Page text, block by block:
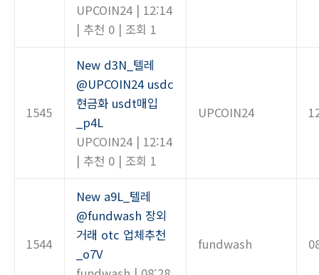
UPCOIN24 | 12:14
| 추천 0 | 조회 1
1545
New d3N_텔레
@UPCOIN24 usdc
현금화 usdt매입
_p4L
UPCOIN24 | 12:14
| 추천 0 | 조회 1
UPCOIN24
1544
New a9L_텔레
@fundwash 장외
거래 otc 업체추천
_o7V
fundwash